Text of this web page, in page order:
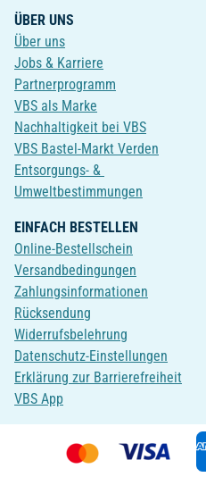
ÜBER UNS
Über uns
Jobs & Karriere
Partnerprogramm
VBS als Marke
Nachhaltigkeit bei VBS
VBS Bastel-Markt Verden
Entsorgungs- &
Umweltbestimmungen
EINFACH BESTELLEN
Online-Bestellschein
Versandbedingungen
Zahlungsinformationen
Rücksendung
Widerrufsbelehrung
Datenschutz-Einstellungen
Erklärung zur Barrierefreiheit
VBS App